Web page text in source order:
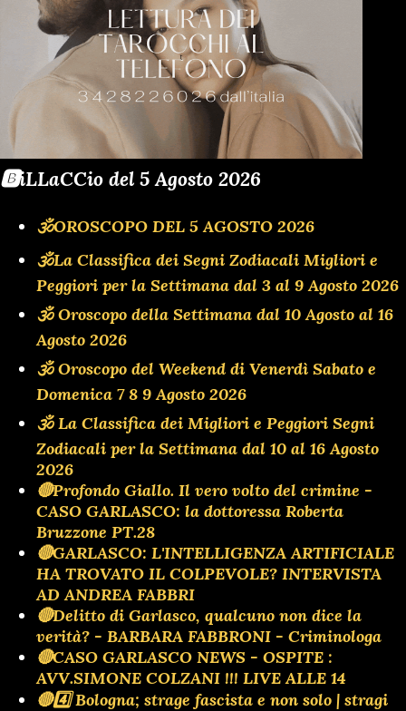
🅱️iLLaCCio del 5 Agosto 2026
🕉OROSCOPO DEL 5 AGOSTO 2026
🕉La Classifica dei Segni Zodiacali Migliori e
Peggiori per la Settimana dal 3 al 9 Agosto 2026
🕉 Oroscopo della Settimana dal 10 Agosto al 16
Agosto 2026
🕉 Oroscopo del Weekend di Venerdì Sabato e
Domenica 7 8 9 Agosto 2026
🕉 La Classifica dei Migliori e Peggiori Segni
Zodiacali per la Settimana dal 10 al 16 Agosto
2026
🔴Profondo Giallo. Il vero volto del crimine -
CASO GARLASCO: la dottoressa Roberta
Bruzzone PT.28
🔴GARLASCO: L'INTELLIGENZA ARTIFICIALE
HA TROVATO IL COLPEVOLE? INTERVISTA
AD ANDREA FABBRI
🔴Delitto di Garlasco, qualcuno non dice la
verità? - BARBARA FABBRONI - Criminologa
🔴CASO GARLASCO NEWS - OSPITE :
AVV.SIMONE COLZANI !!! LIVE ALLE 14
🔴4️⃣ Bologna; strage fascista e non solo | stragi